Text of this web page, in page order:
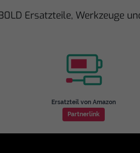
Ersatzteile, Werkzeuge
Ersatzteil von Amazon
Partnerlink